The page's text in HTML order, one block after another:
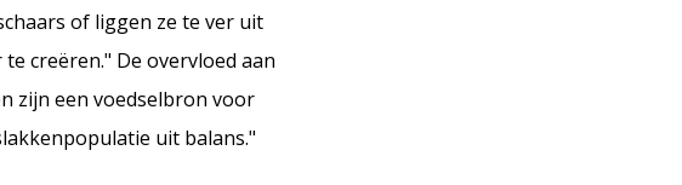
of liggen ze te ver uit
creëren." De overvloed aan
zijn een voedselbron voor
uit balans."